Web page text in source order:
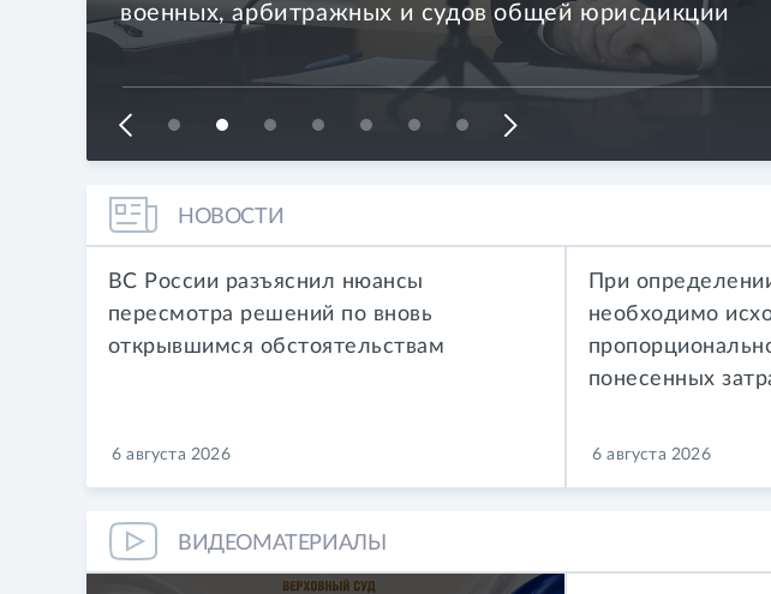
военных, арбитражных и судов общей юрисдикции
НОВОСТИ
ВС России разъяснил нюансы
пересмотра решений по вновь
открывшимся обстоятельствам
6 августа 2026
При
необходимо
понесенных
6 августа 2026
ВИДЕОМАТЕРИАЛЫ